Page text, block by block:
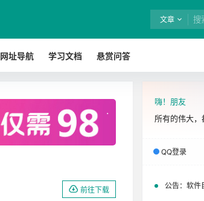
文章
网址导航 学习文档 悬赏问答
. 全站终身免费下载！ 立即开通
前往下载
嗨！朋友
所有的伟大
QQ登录
公告： 软件